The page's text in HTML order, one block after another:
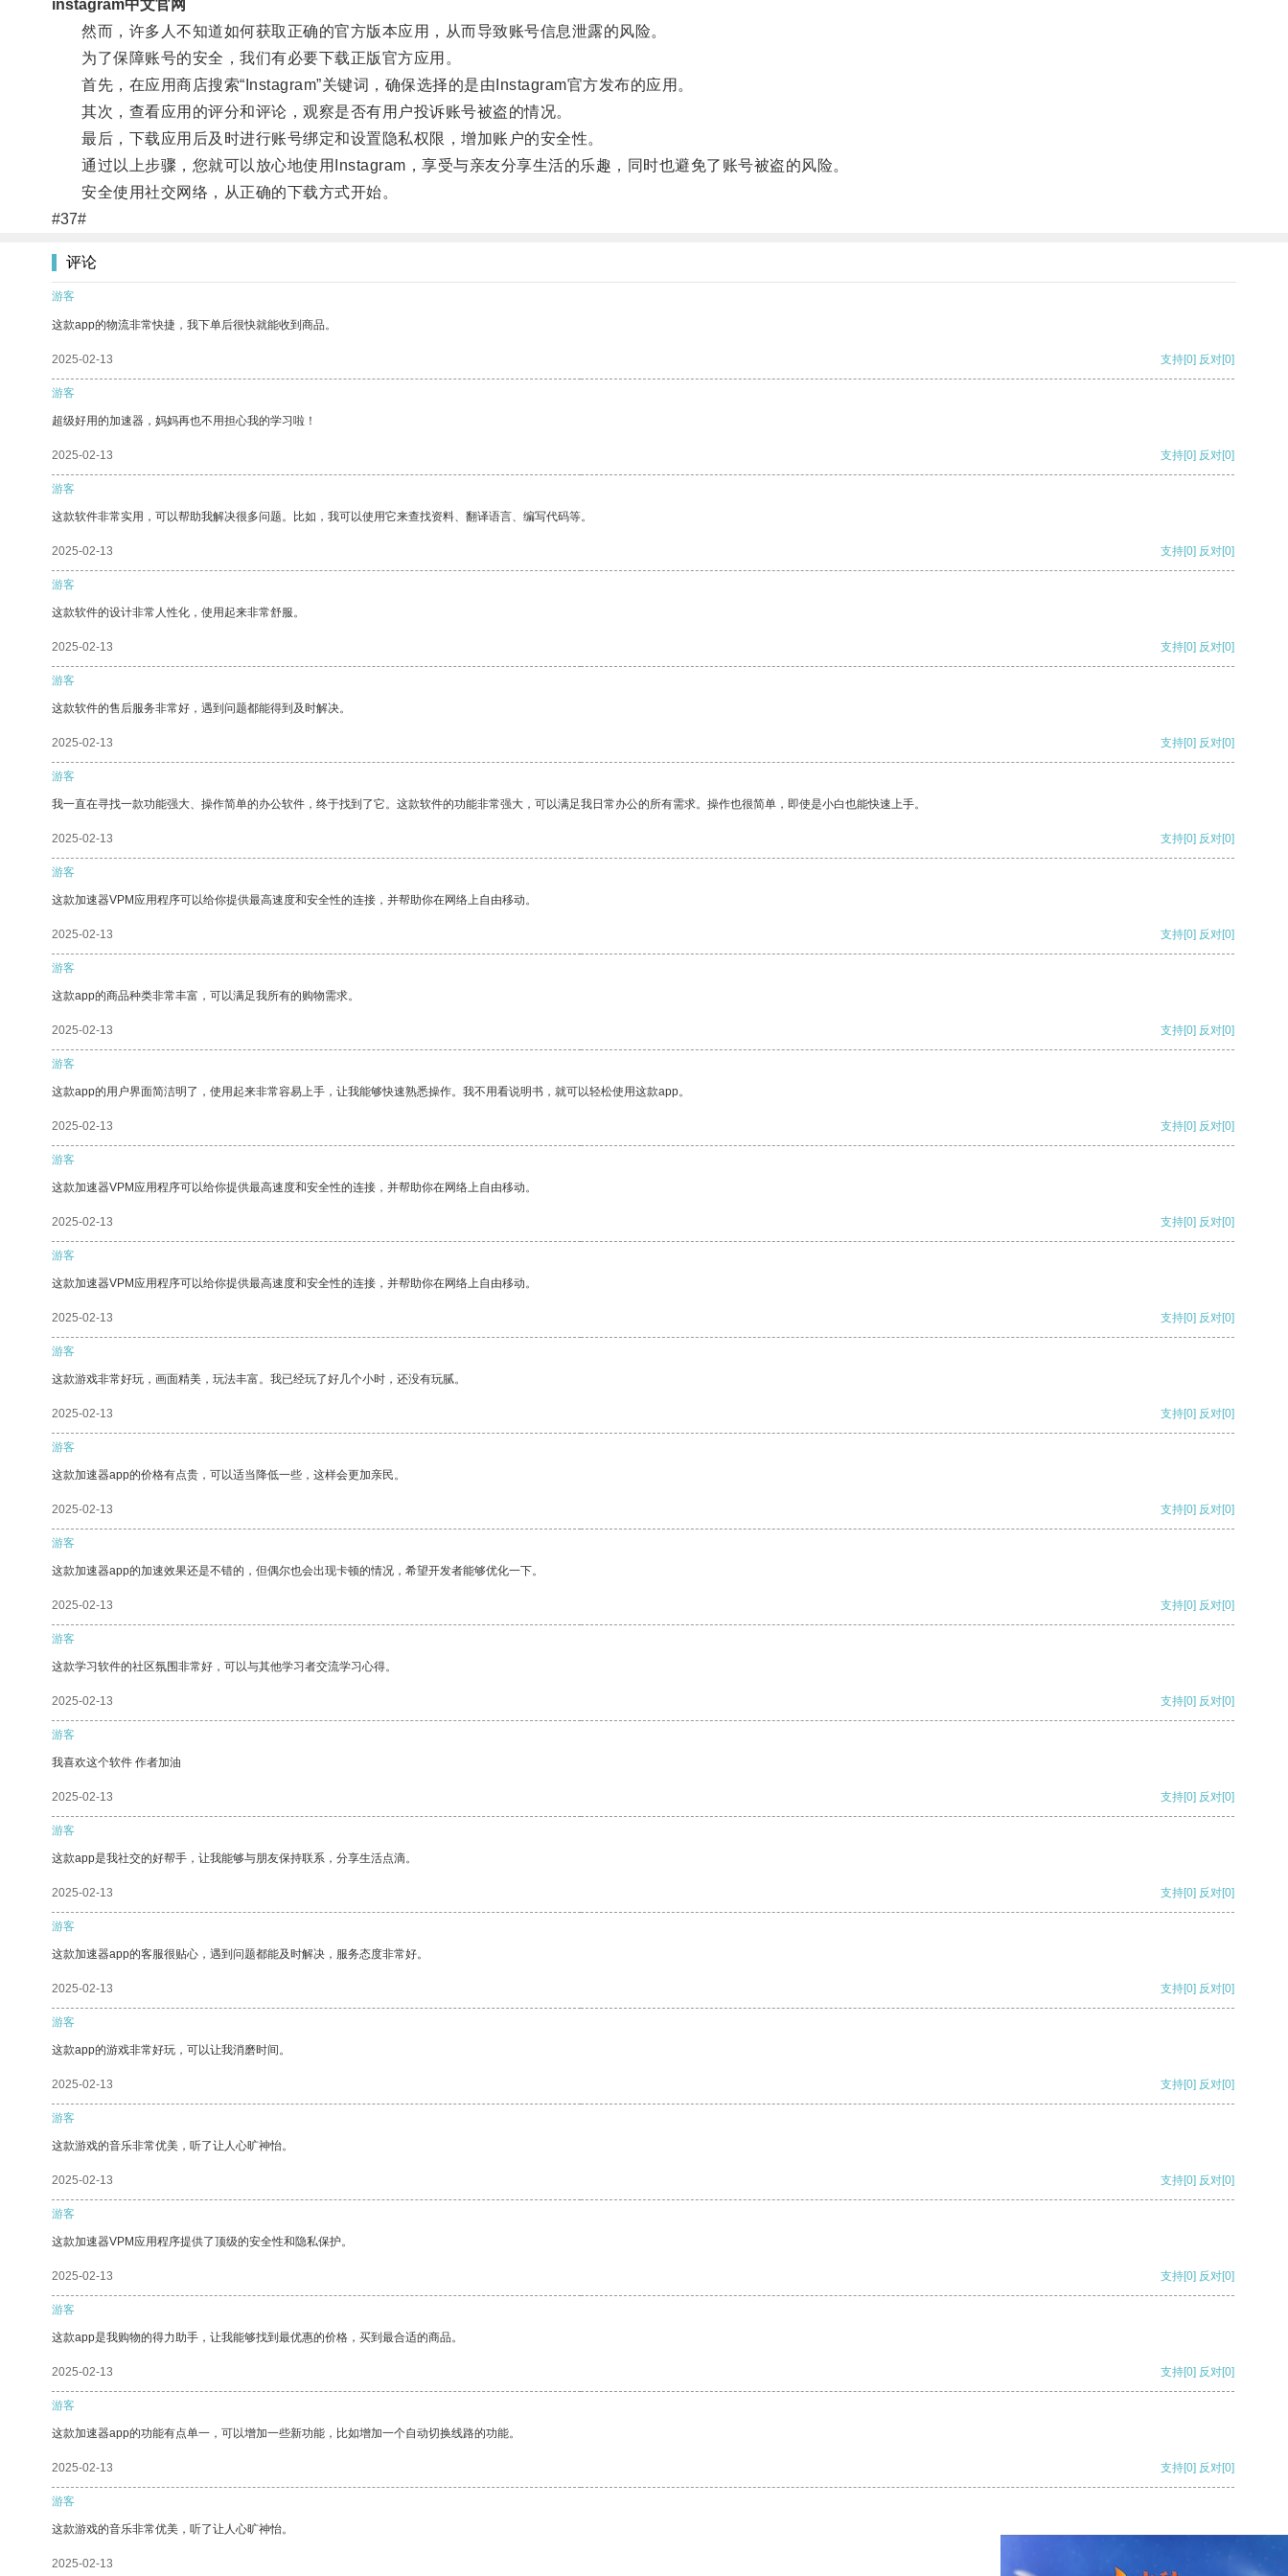
instagram中文官网
然而，许多人不知道如何获取正确的官方版本应用，从而导致账号信息泄露的风险。
为了保障账号的安全，我们有必要下载正版官方应用。
首先，在应用商店搜索“Instagram”关键词，确保选择的是由Instagram官方发布的应用。
其次，查看应用的评分和评论，观察是否有用户投诉账号被盗的情况。
最后，下载应用后及时进行账号绑定和设置隐私权限，增加账户的安全性。
通过以上步骤，您就可以放心地使用Instagram，享受与亲友分享生活的乐趣，同时也避免了账号被盗的风险。
安全使用社交网络，从正确的下载方式开始。
#37#
评论
游客
这款app的物流非常快捷，我下单后很快就能收到商品。
2025-02-13 支持[0] 反对[0]
游客
超级好用的加速器，妈妈再也不用担心我的学习啦！
2025-02-13 支持[0] 反对[0]
游客
这款软件非常实用，可以帮助我解决很多问题。比如，我可以使用它来查找资料、翻译语言、编写代码等。
2025-02-13 支持[0] 反对[0]
游客
这款软件的设计非常人性化，使用起来非常舒服。
2025-02-13 支持[0] 反对[0]
游客
这款软件的售后服务非常好，遇到问题都能得到及时解决。
2025-02-13 支持[0] 反对[0]
游客
我一直在寻找一款功能强大、操作简单的办公软件，终于找到了它。这款软件的功能非常强大，可以满足我日常办公的所有需求。操作也很简单，即使是小白也能快速上手。
2025-02-13 支持[0] 反对[0]
游客
这款加速器VPM应用程序可以给你提供最高速度和安全性的连接，并帮助你在网络上自由移动。
2025-02-13 支持[0] 反对[0]
游客
这款app的商品种类非常丰富，可以满足我所有的购物需求。
2025-02-13 支持[0] 反对[0]
游客
这款app的用户界面简洁明了，使用起来非常容易上手，让我能够快速熟悉操作。我不用看说明书，就可以轻松使用这款app。
2025-02-13 支持[0] 反对[0]
游客
这款加速器VPM应用程序可以给你提供最高速度和安全性的连接，并帮助你在网络上自由移动。
2025-02-13 支持[0] 反对[0]
游客
这款加速器VPM应用程序可以给你提供最高速度和安全性的连接，并帮助你在网络上自由移动。
2025-02-13 支持[0] 反对[0]
游客
这款游戏非常好玩，画面精美，玩法丰富。我已经玩了好几个小时，还没有玩腻。
2025-02-13 支持[0] 反对[0]
游客
这款加速器app的价格有点贵，可以适当降低一些，这样会更加亲民。
2025-02-13 支持[0] 反对[0]
游客
这款加速器app的加速效果还是不错的，但偶尔也会出现卡顿的情况，希望开发者能够优化一下。
2025-02-13 支持[0] 反对[0]
游客
这款学习软件的社区氛围非常好，可以与其他学习者交流学习心得。
2025-02-13 支持[0] 反对[0]
游客
我喜欢这个软件 作者加油
2025-02-13 支持[0] 反对[0]
游客
这款app是我社交的好帮手，让我能够与朋友保持联系，分享生活点滴。
2025-02-13 支持[0] 反对[0]
游客
这款加速器app的客服很贴心，遇到问题都能及时解决，服务态度非常好。
2025-02-13 支持[0] 反对[0]
游客
这款app的游戏非常好玩，可以让我消磨时间。
2025-02-13 支持[0] 反对[0]
游客
这款游戏的音乐非常优美，听了让人心旷神怡。
2025-02-13 支持[0] 反对[0]
游客
这款加速器VPM应用程序提供了顶级的安全性和隐私保护。
2025-02-13 支持[0] 反对[0]
游客
这款app是我购物的得力助手，让我能够找到最优惠的价格，买到最合适的商品。
2025-02-13 支持[0] 反对[0]
游客
这款加速器app的功能有点单一，可以增加一些新功能，比如增加一个自动切换线路的功能。
2025-02-13 支持[0] 反对[0]
游客
这款游戏的音乐非常优美，听了让人心旷神怡。
2025-02-13